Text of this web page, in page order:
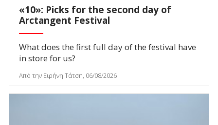
«10»: Picks for the second day of
Arctangent Festival
What does the first full day of the festival have
in store for us?
Από την Ειρήνη Τάτση, 06/08/2026